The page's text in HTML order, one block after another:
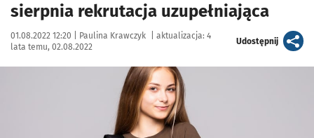
sierpnia rekrutacja uzupełniająca
Data publikacji:
01.08.2022 12:20 | Autor:
Paulina Krawczyk aktualizacja: 4
lata temu, 02.08.2022
Udostępnijartykuł